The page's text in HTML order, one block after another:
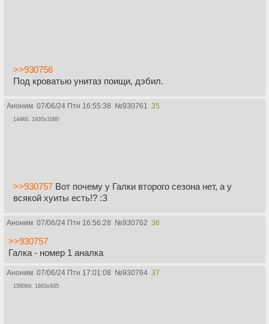
>>930756
Под кроватью унитаз поищи, дэбил.
Аноним 07/06/24 Птн 16:55:38 №930761 35
144Кб, 1920x1080
>>930757 Вот почему у Галки второго сезона нет, а у
всякой хуиты есть!? :З
Аноним 07/06/24 Птн 16:56:28 №930762 36
>>930757
Галка - номер 1 аналка
Аноним 07/06/24 Птн 17:01:08 №930764 37
1590Кб, 1663x935